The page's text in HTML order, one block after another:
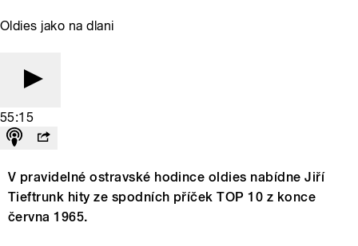
Oldies jako na dlani
55:15
V pravidelné ostravské hodince oldies nabídne Jiří
Tieftrunk hity ze spodních příček TOP 10 z konce
června 1965.